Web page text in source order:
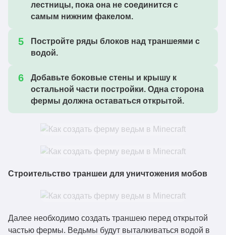
лестницы, пока она не соединится с
самым нижним факелом.
Постройте ряды блоков над траншеями с
водой.
Добавьте боковые стены и крышу к
остальной части постройки. Одна сторона
фермы должна оставаться открытой.
Строительство траншеи для уничтожения мобов
Далее необходимо создать траншею перед открытой
частью фермы. Ведьмы будут выталкиваться водой в